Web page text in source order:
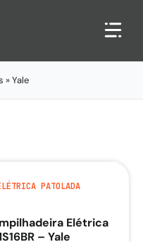
»Yale
PATOLADA
Elétrica
– Yale